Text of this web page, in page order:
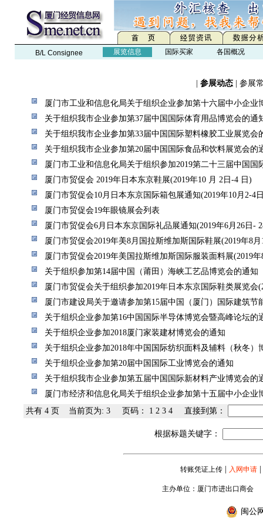
B/L Consignee 展览信息 国际买家 各国概况
参展动态| 参展
厦门市工业和信息化局关于组织企业参加第十六届中小企业
关于组织我市企业参加第37届中国国际体育用品博览会的通
关于组织我市企业参加第33届中国国际塑料橡胶工业展览会
关于组织我市企业参加第20届中国国际食品和饮料展览会的
厦门市工业和信息化局关于组织参加2019第二十三届中国国
厦门市贸促会 2019年日本东京鞋展(2019年10 月 2日-4 日)
厦门市贸促会10月日本东京国际箱包展通知(2019年10月2-4
厦门市贸促会19年眼镜展会列表
厦门市贸促会6月日本东京国际礼品展通知(2019年6月26日-
厦门市贸促会2019年美8月国拉斯维加斯国际鞋展(2019年8月
厦门市贸促会2019年美国拉斯维加斯国际服装面料展(2019年
关于组织参加第14届中国（莆田）海峡工艺品博览会的通知
厦门市贸促会关于组织参加2019年日本东京国际鞋类展览会
厦门市建设局关于邀请参加第15届中国（厦门）国际建筑节
关于组织企业参加第16中国国际半导体博览会暨高峰论坛的
关于组织企业参加2018厦门家装建材博览会的通知
关于组织企业参加2018年中国国际纺织面料及辅料（秋冬）
关于组织企业参加第20届中国国际工业博览会的通知
关于组织我市企业参加第五届中国国际新材料产业博览会的
厦门市经济和信息化局关于组织企业参加第十五届中小企业
共有 4 页 当前页为: 3 页码： 1 2 3 4 直接到第：
根据标题关键字：
转账凭证上传| 入网申请|
主办单位：厦门市进出口商
闽公